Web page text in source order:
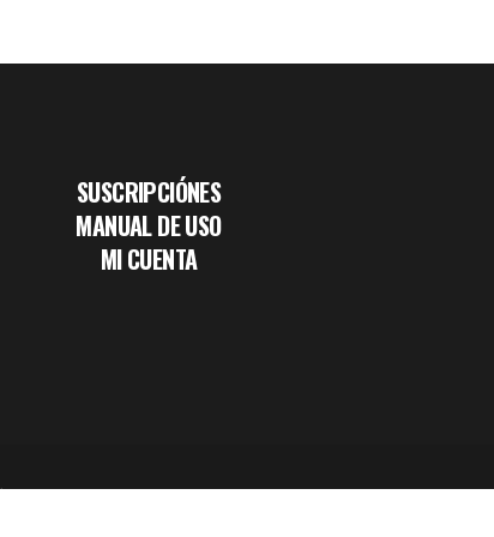
SUSCRIPCIÓNES
MANUAL DE USO
MI CUENTA